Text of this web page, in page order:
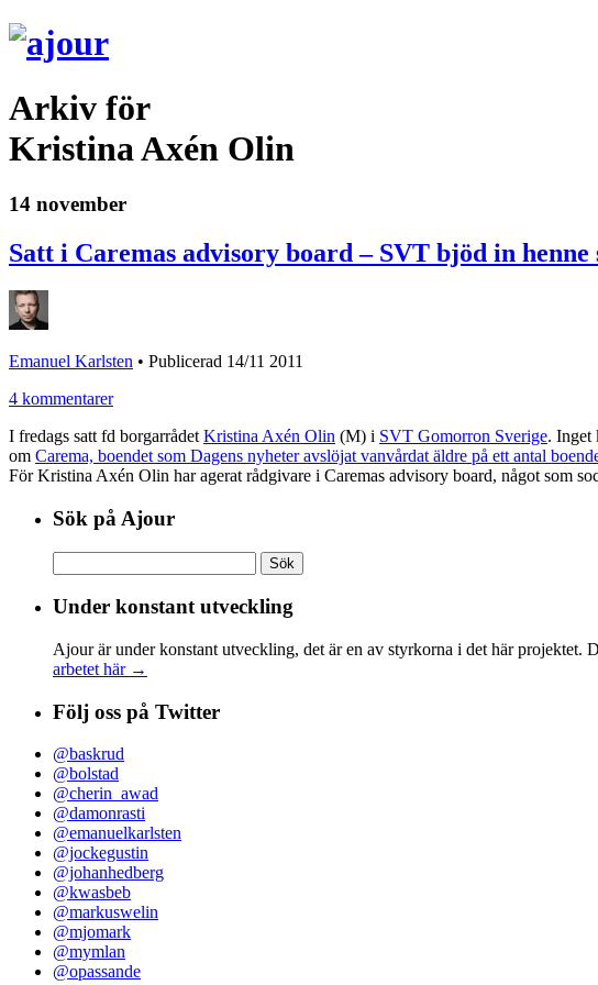
Arkiv för
Kristina Axén Olin
14 november
Satt i Caremas advisory board – SVT bjöd in
Emanuel Karlsten • Publicerad 14/11 2011
4 kommentarer
I fredags satt fd borgarrådet Kristina Axén Olin (M) i SVT Gomorron Sverige. Inget
om Carema, boendet som Dagens nyheter avslöjat vanvårdat äldre på ett antal
För Kristina Axén Olin har agerat rådgivare i Caremas advisory board, något som
Sök på Ajour
efter:
Under konstant utveckling
Ajour är under konstant utveckling, det är en av styrkorna i det här projektet.
arbetet här →
Följ oss på Twitter
@baskrud
@bolstad
@cherin_awad
@damonrasti
@emanuelkarlsten
@jockegustin
@johanhedberg
@kwasbeb
@markuswelin
@mjomark
@mymlan
@opassande